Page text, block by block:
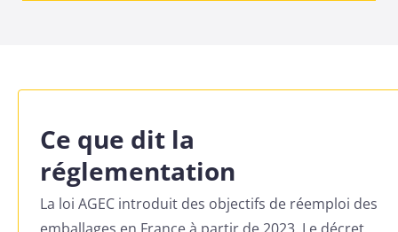
Ce que dit la
réglementation
La loi AGEC introduit des objectifs de réemploi des